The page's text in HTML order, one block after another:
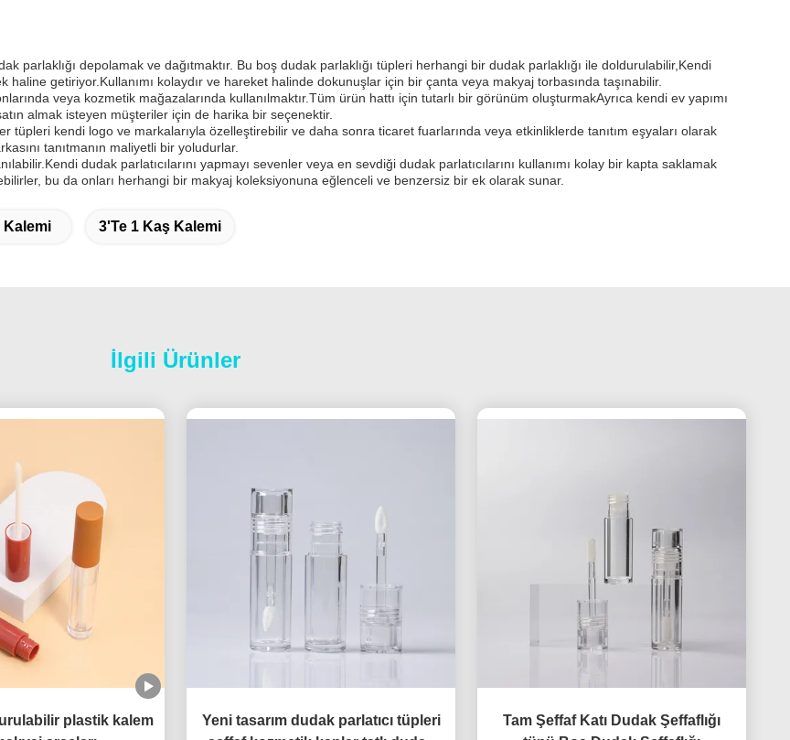
parlaklığı depolamak ve dağıtmaktır. Bu boş dudak parlaklığı tüpleri herhangi bir dudak parlaklığı ile doldurulabilir,Kendi
getiriyor.Kullanımı kolaydır ve hareket halinde dokunuşlar için bir çanta veya makyaj torbasında taşınabilir.
veya kozmetik mağazalarında kullanılmaktır.Tüm ürün hattı için tutarlı bir görünüm oluşturmakAyrıca kendi ev yapımı
almak isteyen müşteriler için de harika bir seçenektir.
tüpleri kendi logo ve markalarıyla özelleştirebilir ve daha sonra ticaret fuarlarında veya etkinliklerde tanıtım eşyaları olarak
tanıtmanın maliyetli bir yoludurlar.
dudak parlatıcılarını yapmayı sevenler veya en sevdiği dudak parlatıcılarını kullanımı kolay bir kapta saklamak
bu da onları herhangi bir makyaj koleksiyonuna eğlenceli ve benzersiz bir ek olarak sunar.
Kalemi 3'te 1 Kaş Kalemi
İlgili Ürünler
plastik kalem
Yeni tasarım dudak parlatıcı tüpleri
Tam Şeffaf Katı Dudak Şeffaflığı